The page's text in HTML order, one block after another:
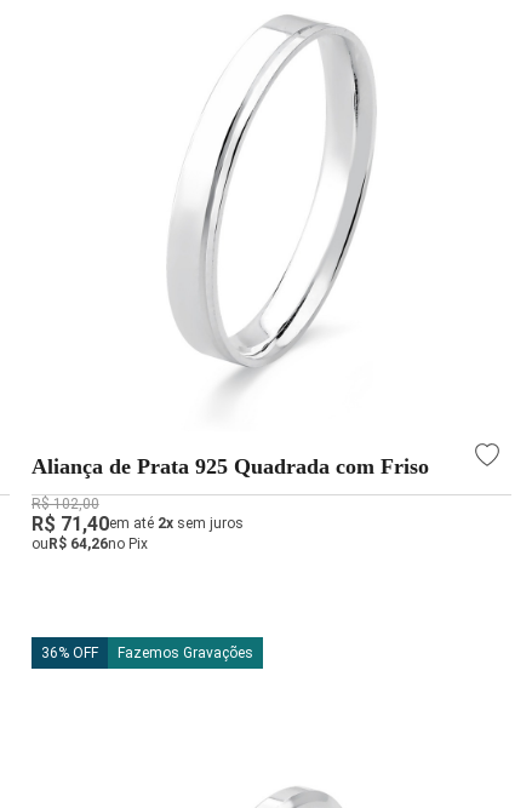
Aliança de Prata 925 Quadrada com Friso
R$ 102,00
R$ 71,40em até 2xsem juros
ou R$ 64,26no Pix
36% OFF Fazemos Gravações